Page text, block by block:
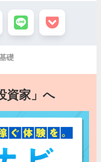
礎
資家」へ